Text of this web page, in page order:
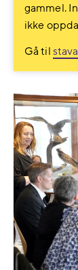
gammel.
ikke
Gå til